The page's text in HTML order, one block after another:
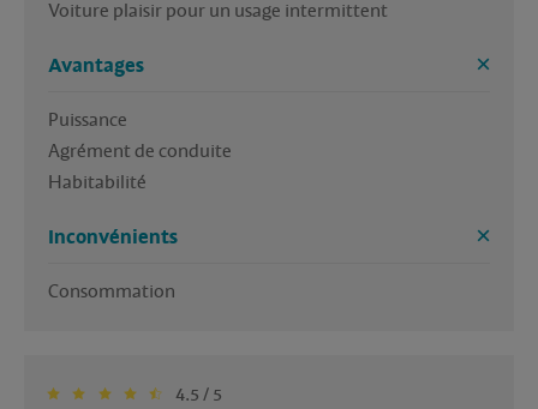
Voiture plaisir pour un usage intermittent
Avantages
Puissance
Agrément de conduite
Habitabilité
Inconvénients
Consommation
4.5 / 5